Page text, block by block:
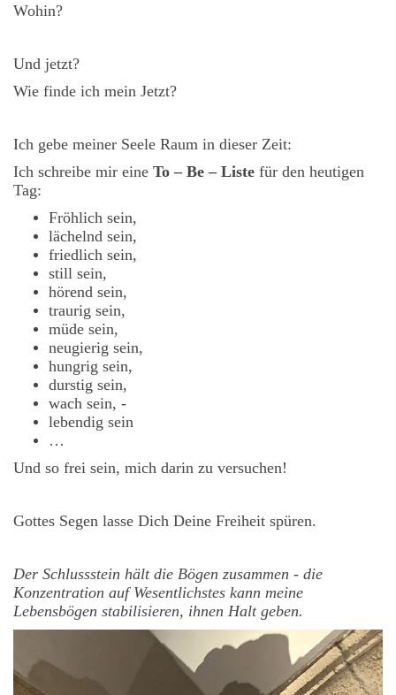
Wohin?
Und jetzt?
Wie finde ich mein Jetzt?
Ich gebe meiner Seele Raum in dieser Zeit:
Ich schreibe mir eine To – Be – Liste für den heutigen
Tag:
Fröhlich sein,
lächelnd sein,
friedlich sein,
still sein,
hörend sein,
traurig sein,
müde sein,
neugierig sein,
hungrig sein,
durstig sein,
wach sein, -
lebendig sein
…
Und so frei sein, mich darin zu versuchen!
Gottes Segen lasse Dich Deine Freiheit spüren.
Der Schlussstein hält die Bögen zusammen - die
Konzentration auf Wesentlichstes kann meine
Lebensbögen stabilisieren, ihnen Halt geben.